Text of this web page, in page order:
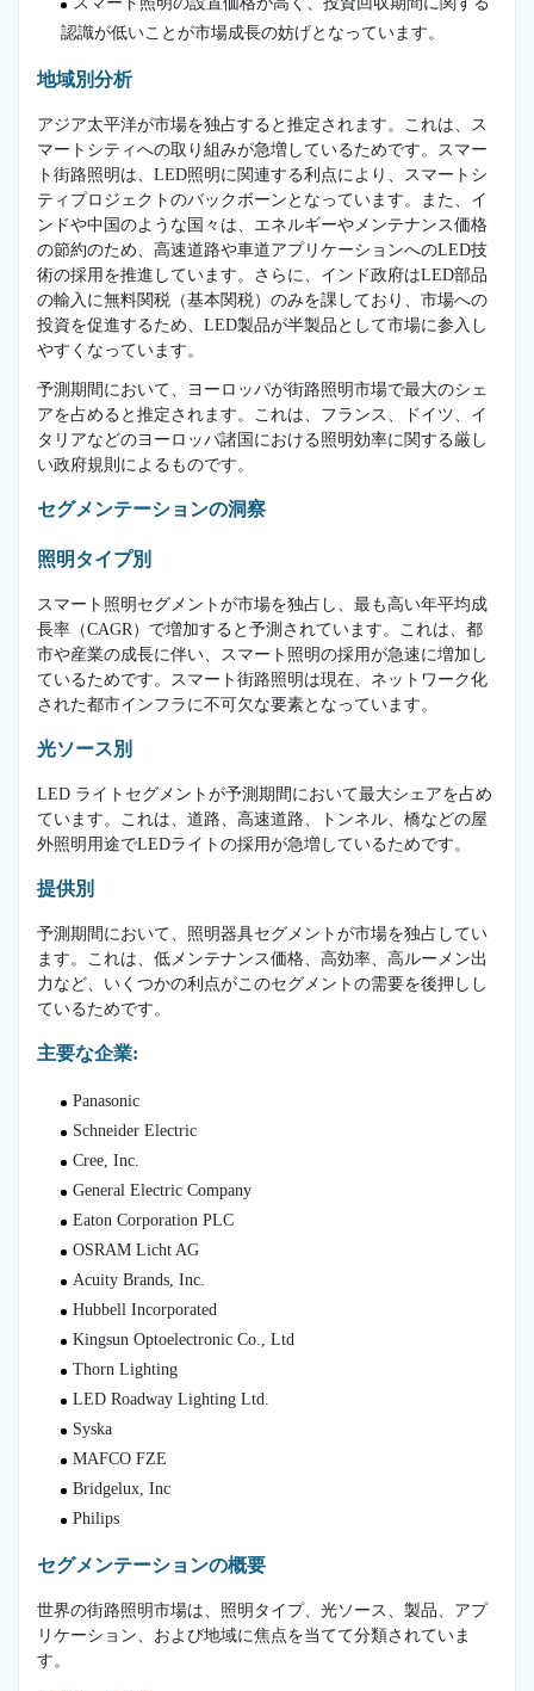
認識が低いことが市場成長の妨げとなっています。
地域別分析
アジア太平洋が市場を独占すると推定されます。これは、ス
マートシティへの取り組みが急増しているためです。スマー
ト街路照明は、LED照明に関連する利点により、スマートシ
ティプロジェクトのバックボーンとなっています。また、イ
ンドや中国のような国々は、エネルギーやメンテナンス価格
の節約のため、高速道路や車道アプリケーションへのLED技
術の採用を推進しています。さらに、インド政府はLED部品
の輸入に無料関税（基本関税）のみを課しており、市場への
投資を促進するため、LED製品が半製品として市場に参入し
やすくなっています。
予測期間において、ヨーロッパが街路照明市場で最大のシェ
アを占めると推定されます。これは、フランス、ドイツ、イ
タリアなどのヨーロッパ諸国における照明効率に関する厳し
い政府規則によるものです。
セグメンテーションの洞察
照明タイプ別
スマート照明セグメントが市場を独占し、最も高い年平均成
長率（CAGR）で増加すると予測されています。これは、都
市や産業の成長に伴い、スマート照明の採用が急速に増加し
ているためです。スマート街路照明は現在、ネットワーク化
された都市インフラに不可欠な要素となっています。
光ソース別
LED ライトセグメントが予測期間において最大シェアを占め
ています。これは、道路、高速道路、トンネル、橋などの屋
外照明用途でLEDライトの採用が急増しているためです。
提供別
予測期間において、照明器具セグメントが市場を独占してい
ます。これは、低メンテナンス価格、高効率、高ルーメン出
力など、いくつかの利点がこのセグメントの需要を後押しし
ているためです。
主要な企業:
Panasonic
Schneider Electric
Cree, Inc.
General Electric Company
Eaton Corporation PLC
OSRAM Licht AG
Acuity Brands, Inc.
Hubbell Incorporated
Kingsun Optoelectronic Co., Ltd
Thorn Lighting
LED Roadway Lighting Ltd.
Syska
MAFCO FZE
Bridgelux, Inc
Philips
セグメンテーションの概要
世界の街路照明市場は、照明タイプ、光ソース、製品、アプ
リケーション、および地域に焦点を当てて分類されていま
す。